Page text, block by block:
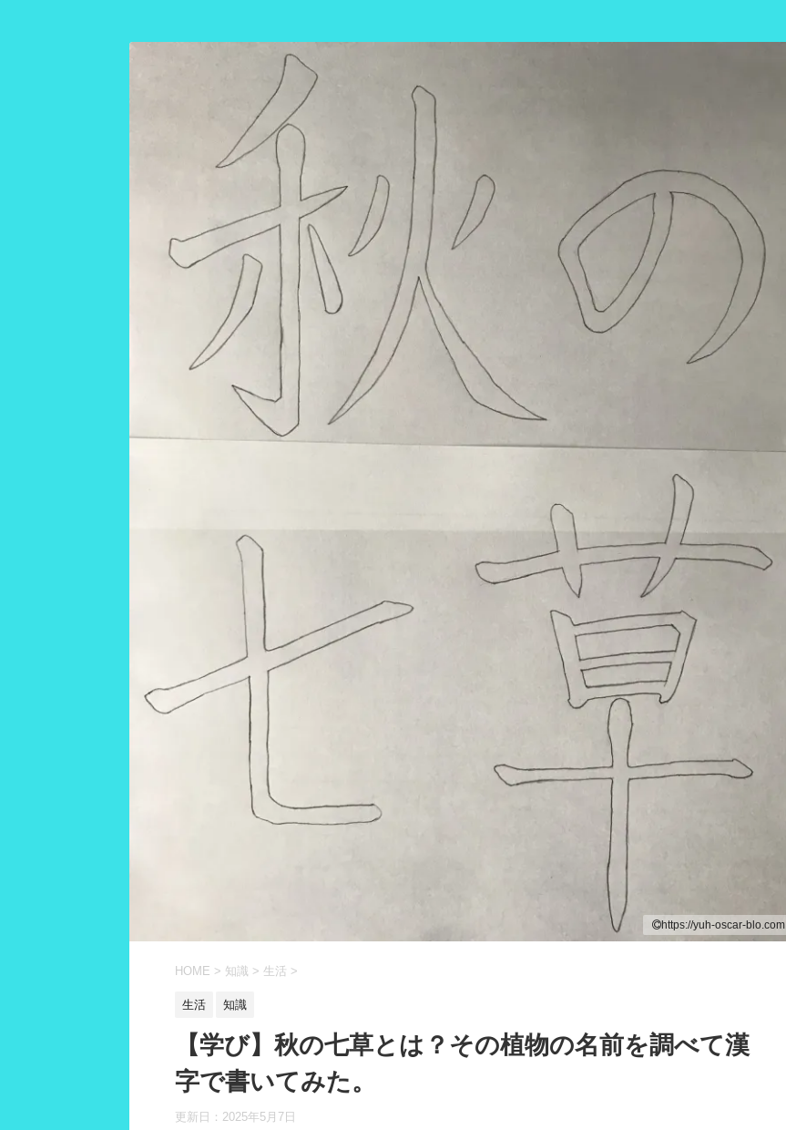
https://yuh-oscar-blo.com
HOME > 知識 > 生活 >
生活 知識
【学び】秋の七草とは？その植物の名前を調べて漢
字で書いてみた。
更新日： 2025年5月7日